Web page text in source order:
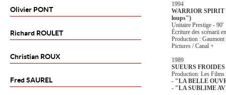
Olivier PONT
Richard ROULET
Christian ROUX
Fred SAUREL
1994
WARRIOR SPIRIT
loups")
Unitaire Prestige - 90'
Écriture des scénarii
Production :
Pictures / Canal +
1989
SUEURS
Production: Les Films
- "LA BELLE
- "LA SUBLIME